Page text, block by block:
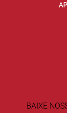
BAIXE